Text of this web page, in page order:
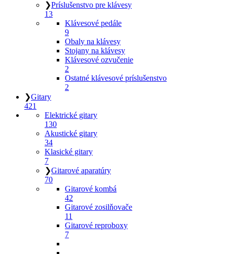
❯Príslušenstvo pre klávesy
13
Klávesové pedále
9
Obaly na klávesy
Stojany na klávesy
Klávesové ozvučenie
2
Ostatné klávesové príslušenstvo
2
❯Gitary
421
Elektrické gitary
130
Akustické gitary
34
Klasické gitary
7
❯Gitarové aparatúry
70
Gitarové kombá
42
Gitarové zosilňovače
11
Gitarové reproboxy
7